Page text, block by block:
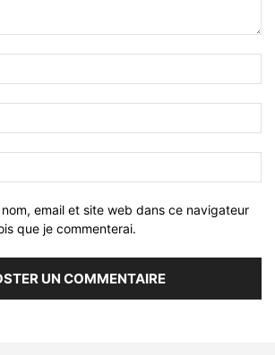
email et site web dans ce navigateur
que je commenterai.